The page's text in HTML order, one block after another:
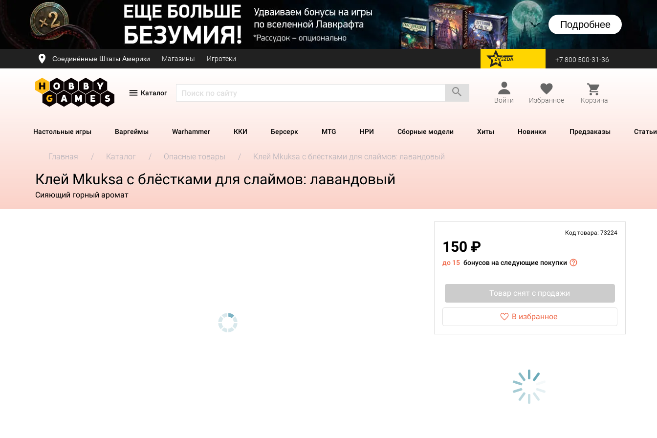
Подробнее
Соединённые Штаты Америки Магазины Игротеки перейти на Zvezda +7 800 500-31-36
Каталог
Войти
Избранное Корзина
Настольные игры Варгеймы Warhammer ККИ Берсерк MTG НРИ Сборные модели Хиты Новинки Предзаказы Статьи
Главная Каталог Опасные товары Клей Mkuksa с блёстками для слаймов: лавандовый
Клей Mkuksa с блёстками для слаймов: лавандовый
Сияющий горный аромат
Код товара: 73224
150 ₽
до 15 бонусов на следующие покупки
Товар снят с продажи
В избранное